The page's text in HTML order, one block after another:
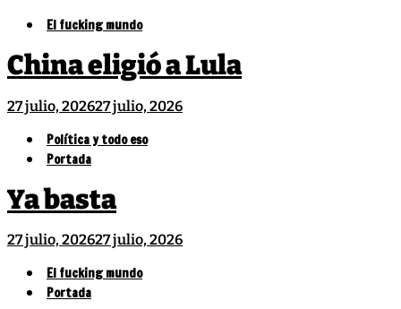
El fucking mundo
China eligió a Lula
27 julio, 202627 julio, 2026
Política y todo eso
Portada
Ya basta
27 julio, 202627 julio, 2026
El fucking mundo
Portada